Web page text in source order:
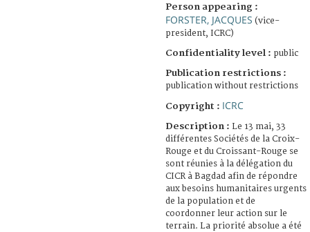
Person appearing :
FORSTER, JACQUES (vice-
president, ICRC)
Confidentiality level : public
Publication restrictions :
publication without restrictions
Copyright : ICRC
Description : Le 13 mai, 33
différentes Sociétés de la Croix-
Rouge et du Croissant-Rouge se
sont réunies à la délégation du
CICR à Bagdad afin de répondre
aux besoins humanitaires urgents
de la population et de
coordonner leur action sur le
terrain. La priorité absolue a été